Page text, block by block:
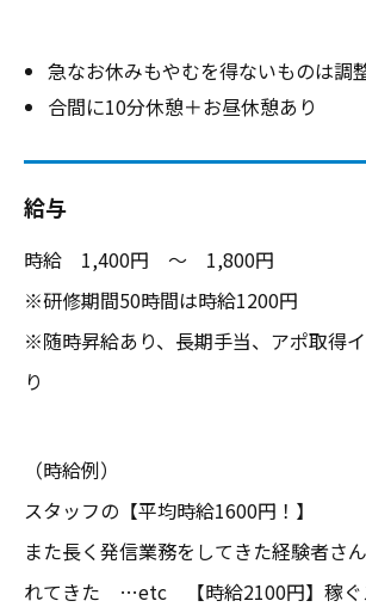
急なお休みもやむを得ないものは調
合間に10分休憩＋お昼休憩あり
給与
時給 1,400円 ～ 1,800円
※研修期間50時間は時給1200円
※随時昇給あり、長期手当、アポ取得
り
（時給例）
スタッフの【平均時給1600円！】
また長く発信業務をしてきた経験者さ
れてきた …etc 【時給2100円】稼ぐ